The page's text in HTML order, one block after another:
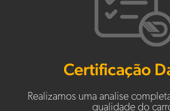
Certificação
Realizamos uma analise
qualidade do